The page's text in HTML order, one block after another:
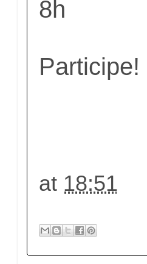
8h
Participe!
at 18:51